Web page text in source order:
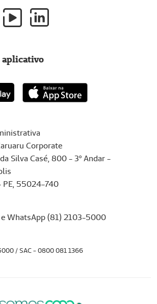
Corporate
Silva Casé, 800 - 3º Andar -
PE, 55024-740
WhatsApp (81) 2103-5000
/ SAC - 0800 081 1366
aplicativo